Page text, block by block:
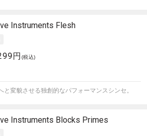
Instruments Flesh
円 (税込)
変貌させる独創的なパフォーマンスシンセ。
Instruments Blocks Primes